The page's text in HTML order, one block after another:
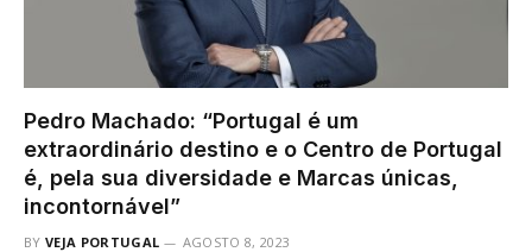
Pedro Machado: “Portugal é um
extraordinário destino e o Centro de Portugal
é, pela sua diversidade e Marcas únicas,
incontornável”
BY VEJA PORTUGAL AGOSTO 8, 2023